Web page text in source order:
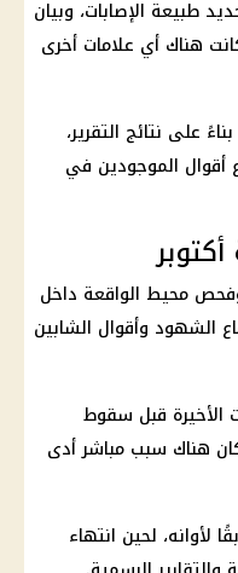
طبيعة الإصابات، وبيان
هناك أي علامات أخرى
بناءً على نتائج التقرير،
أقوال الموجودين في
محيط الواقعة داخل
الشهود وأقوال الشابين
الأخيرة قبل سقوط
هناك سبب مباشر أدى
لأوانه، لحين انتهاء